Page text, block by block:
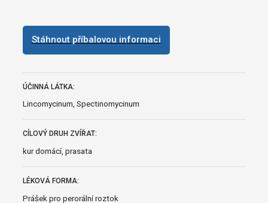
Stáhnout příbalovou informaci
ÚČINNÁ LÁTKA:
Lincomycinum, Spectinomycinum
CÍLOVÝ DRUH ZVÍŘAT:
kur domácí, prasata
LÉKOVÁ FORMA:
Prášek pro perorální roztok